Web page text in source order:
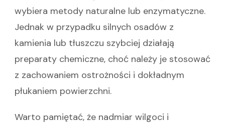
wybiera metody naturalne lub enzymatyczne.
Jednak w przypadku silnych osadów z
kamienia lub tłuszczu szybciej działają
preparaty chemiczne, choć należy je stosować
z zachowaniem ostrożności i dokładnym
płukaniem powierzchni.
Warto pamiętać, że nadmiar wilgoci i